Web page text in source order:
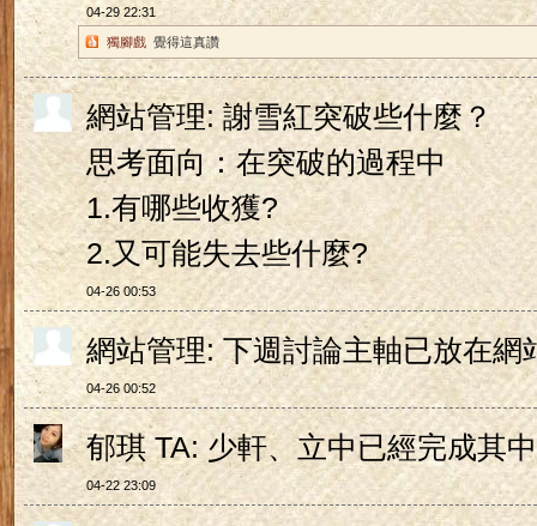
04-29 22:31
獨腳戲 覺得這真讚
網站管理: 謝雪紅突破些什麼？
思考面向：在突破的過程中
1.有哪些收獲?
2.又可能失去些什麼?
04-26 00:53
網站管理: 下週討論主軸已放在網
04-26 00:52
郁琪 TA: 少軒、立中已經完成其
04-22 23:09